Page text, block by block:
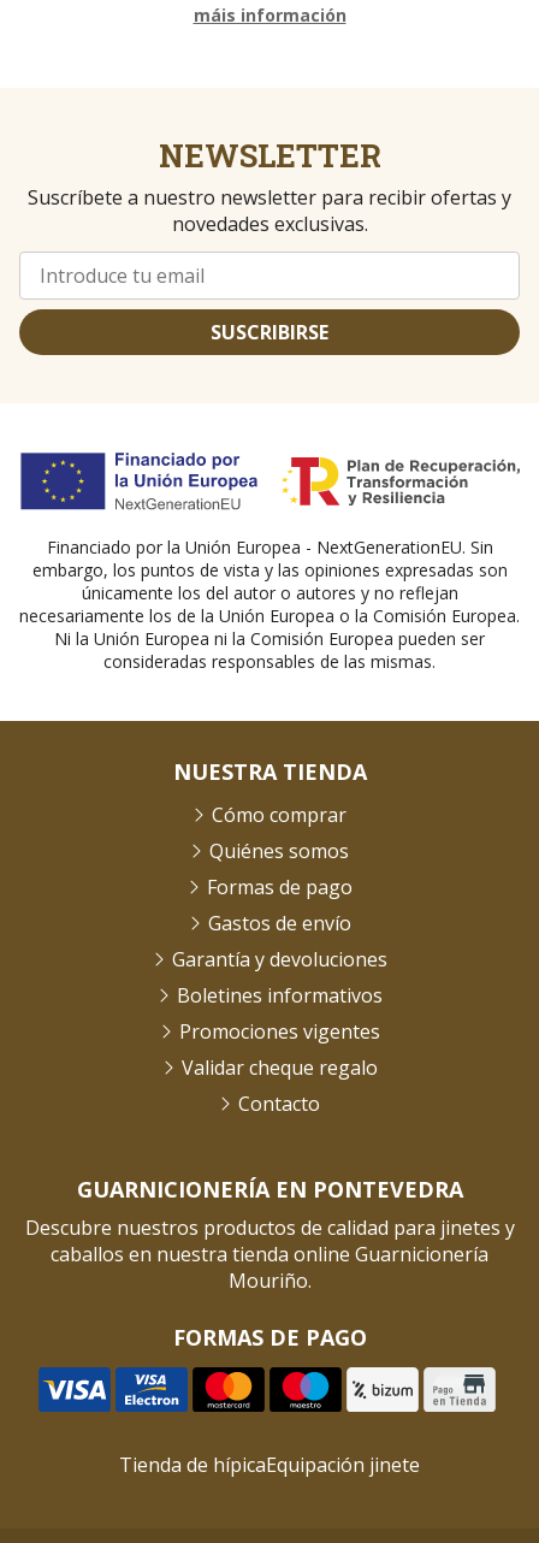
máis información
NEWSLETTER
Suscríbete a nuestro newsletter para recibir ofertas y
novedades exclusivas.
SUSCRIBIRSE
Financiado por la Unión Europea - NextGenerationEU. Sin
embargo, los puntos de vista y las opiniones expresadas son
únicamente los del autor o autores y no reflejan
necesariamente los de la Unión Europea o la Comisión Europea.
Ni la Unión Europea ni la Comisión Europea pueden ser
consideradas responsables de las mismas.
GUARNICIONERÍA EN PONTEVEDRA
Descubre nuestros productos de calidad para jinetes y
caballos en nuestra tienda online Guarnicionería
Mouriño.
FORMAS DE PAGO
NUESTRA TIENDA
Cómo comprar
Quiénes somos
Formas de pago
Gastos de envío
Garantía y devoluciones
Boletines informativos
Promociones vigentes
Validar cheque regalo
Contacto
Tienda de hípicaEquipación jinete